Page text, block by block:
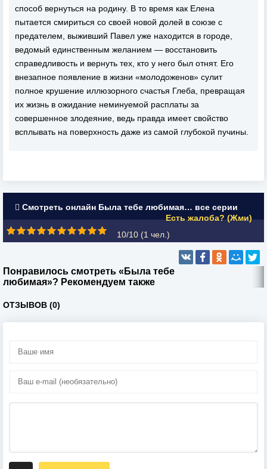
способ вернуться на родину. В то время как Елена
пытается смириться со своей новой долей в союзе с
предателем, выживший Павел уже находится в городе,
ведомый единственным желанием — восстановить
справедливость и вернуть тех, кто у него был отнят. Его
внезапное появление в жизни «молодоженов» сулит
полное крушение иллюзорного счастья Глеба, превращая
их жизнь в ожидание неминуемой расплаты за
совершенное злодеяние, ведь правда имеет свойство
всплывать на поверхность даже из самой глубокой пучины.
Смотреть онлайн Была тебе любимая… все серии
Есть жалоба? (Жми)
10/10 (1 чел.)
Понравилось смотреть «Была тебе
любимая»? Рекомендуем также
ОТЗЫВОВ (0)